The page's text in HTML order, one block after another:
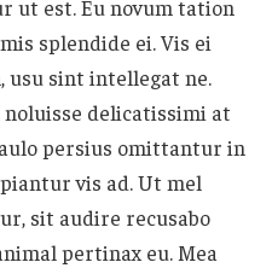
ut est. Eu novum tation
splendide ei. Vis ei
sint intellegat ne.
delicatissimi at
persius omittantur in
vis ad. Ut mel
sit audire recusabo
pertinax eu. Mea